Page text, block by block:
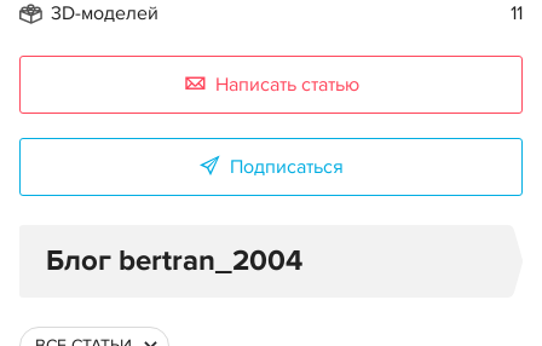
3D-моделей 11
Написать статью
Подписаться
Блог bertran_2004